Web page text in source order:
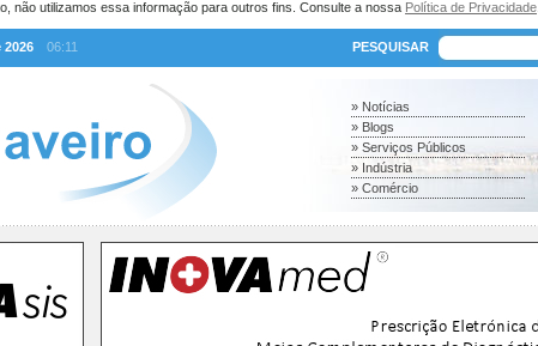
não utilizamos essa informação para outros fins. Consulte a nossa Política de Privacidade
2026
06:11 PESQUISAR
» Notícias
» Blogs
» Serviços Públicos
» Indústria
» Comércio